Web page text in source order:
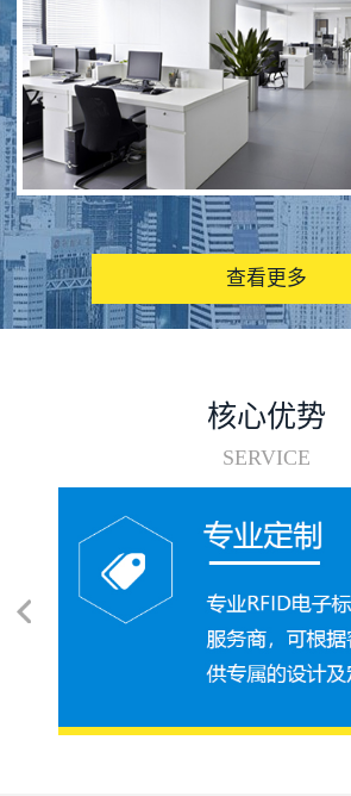
图书馆RFID电子标签管理系统
查看更多
核心优势
SERVICE